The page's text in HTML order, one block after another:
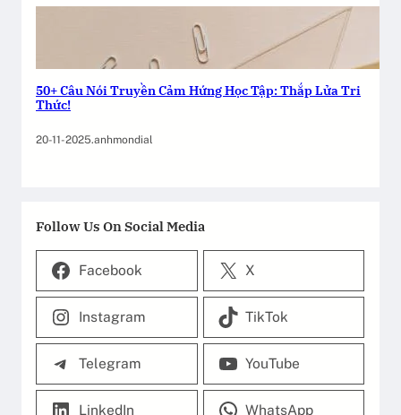
50+ Câu Nói Truyền Cảm Hứng Học Tập: Thắp Lửa Tri
Thức!
20-11-2025.anhmondial
Follow Us On Social Media
Facebook X
Instagram TikTok
Telegram YouTube
LinkedIn WhatsApp